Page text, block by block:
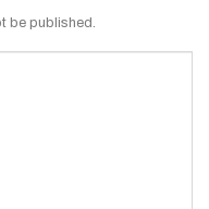
be published.